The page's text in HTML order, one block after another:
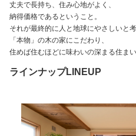
丈夫で長持ち、住み心地がよく、
納得価格であるということ。
それが最終的に人と地球にやさしいと
「本物」の木の家にこだわり、
住めば住むほどに味わいの深まる住ま
ラインナップLINEUP